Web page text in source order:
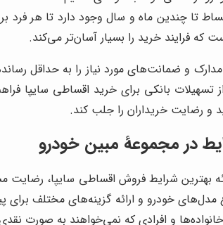
تا چندین ماه و سال وجود دارد تا هر
که فرایند خرید را بسیار آسان‌تر می‌کند.
و ضمانت‌های مورد نیاز را به حداقل
تسهیلات بانکی برای خرید اقساطی
و رضایت خریداران را جلب کند.
در مجموعۀ مبین خودرو
بهترین شرایط فروش اقساطی سایپا،
مدل‌های خودرو و ارائه گزینه‌های مختلف
و افرادی که نمی‌خواهند به صورت